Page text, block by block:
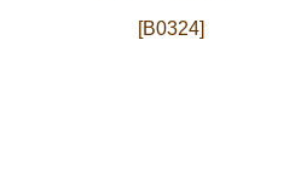
[B0324]